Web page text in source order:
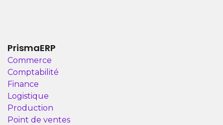
PrismaERP
Commerce
Comptabilité
Finance
Logistique
Production
Point de ventes